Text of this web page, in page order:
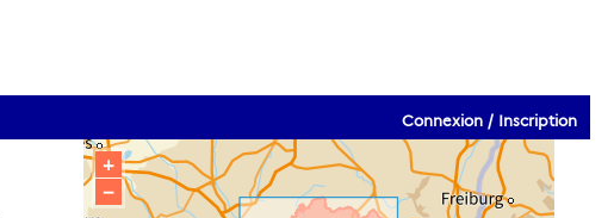
Connexion / Inscription
+
−